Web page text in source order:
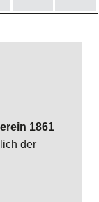
1861
der